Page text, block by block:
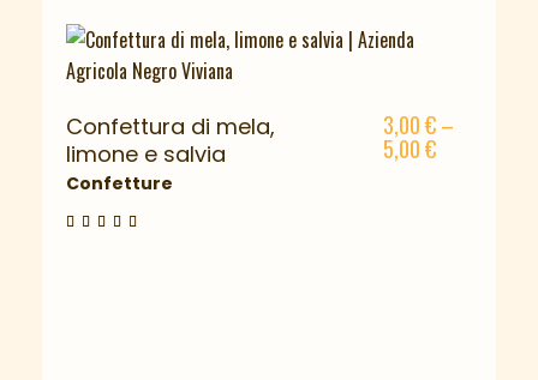
Confettura di mela,
limone e salvia
Confetture
3,00€–
5,00€